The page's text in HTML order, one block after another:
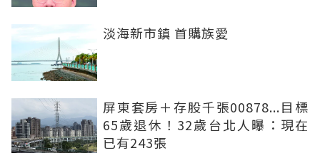
淡海新市鎮 首購族愛
屏東套房＋存股千張00878...目標
65歲退休！32歲台北人曝：現在
已有243張